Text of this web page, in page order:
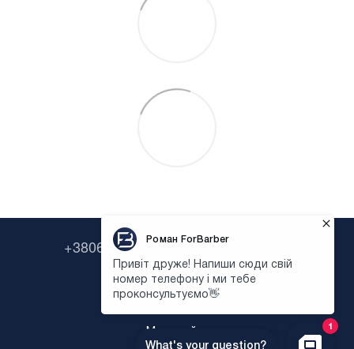
+380638322646 +380673954135
Контактна інформація
Повна версія сайту
Мапа сайту